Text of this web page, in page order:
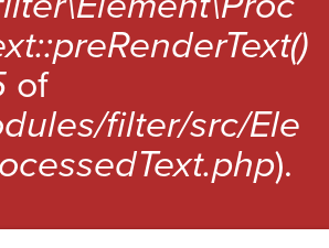
of
filter/src/Ele
).
Cancel